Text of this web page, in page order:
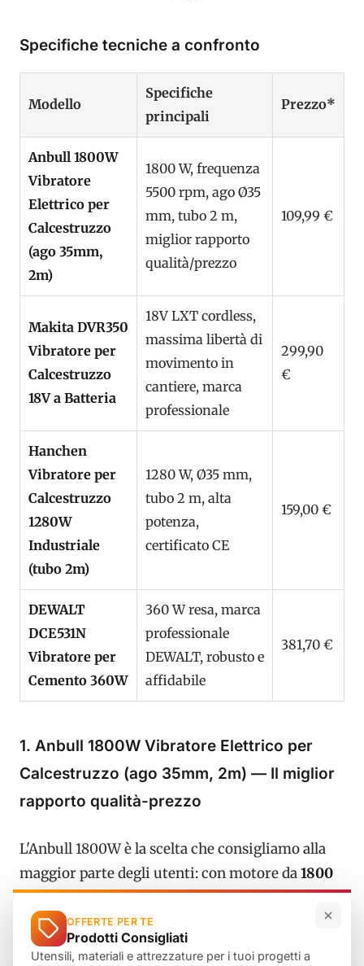
Specifiche tecniche a confronto
Modello
Specifiche
principali
Prezzo*
Anbull 1800W
Vibratore
Elettrico per
Calcestruzzo
(ago 35mm,
2m)
1800 W, frequenza
5500 rpm, ago Ø35
mm, tubo 2 m,
miglior rapporto
qualità/prezzo
109,99 €
Makita DVR350
Vibratore per
Calcestruzzo
18V a Batteria
18V LXT cordless,
massima libertà di
movimento in
cantiere, marca
professionale
299,90
€
Hanchen
Vibratore per
Calcestruzzo
1280W
Industriale
(tubo 2m)
1280 W, Ø35 mm,
tubo 2 m, alta
potenza,
certificato CE
159,00 €
DEWALT
DCE531N
Vibratore per
Cemento 360W
360 W resa, marca
professionale
DEWALT, robusto e
affidabile
381,70 €
1. Anbull 1800W Vibratore Elettrico per
Calcestruzzo (ago 35mm, 2m) — Il miglior
rapporto qualità-prezzo
L'Anbull 1800W è la scelta che consigliamo alla
maggior parte degli utenti: con motore da1800
W, frequenza di5500 rpm, ago daØ35 mme tubo
da 2 metrioffre prestazioni adatte alla quasi
totalità dei getti di cantiere e del fai-da-te
OFFERTE PER TE
Prodotti Consigliati
Utensili, materiali e attrezzature per i tuoi progetti a